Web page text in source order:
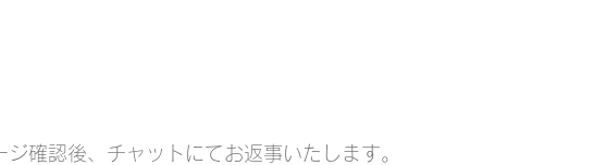
確認後、チャットにてお返事いたします。